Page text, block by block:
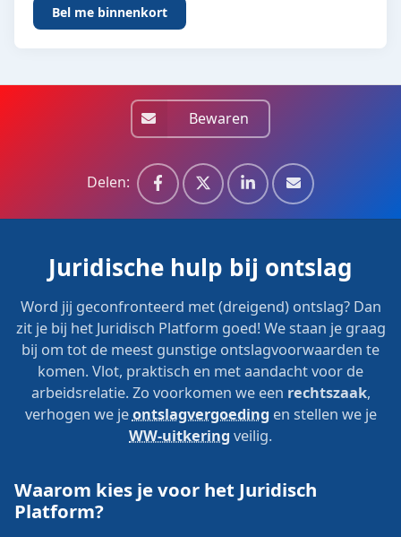
Bewaren
Delen:
Juridische hulp bij ontslag
Word jij geconfronteerd met (dreigend) ontslag? Dan
zit je bij het Juridisch Platform goed! We staan je graag
bij om tot de meest gunstige ontslagvoorwaarden te
komen. Vlot, praktisch en met aandacht voor de
arbeidsrelatie. Zo voorkomen we een rechtszaak,
verhogen we jeontslagvergoeding en stellen we je
WW-uitkering veilig.
Waarom kies je voor het Juridisch
Platform?